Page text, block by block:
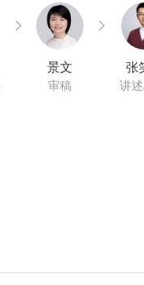
景文
审稿
张
讲